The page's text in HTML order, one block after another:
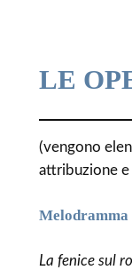
LE
(vengono
attribuzione
Melodramma
La fenice sul